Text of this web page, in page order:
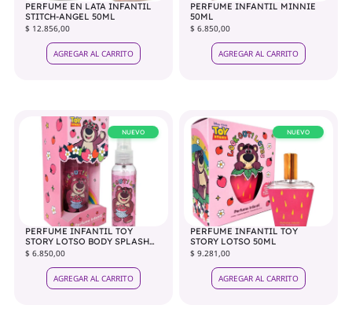
PERFUME EN LATA INFANTIL
STITCH-ANGEL 50ML
$ 12.856,00
AGREGAR AL CARRITO
PERFUME INFANTIL MINNIE
50ML
$ 6.850,00
AGREGAR AL CARRITO
NUEVO
PERFUME INFANTIL TOY
STORY LOTSO BODY SPLASH
65ML
$ 6.850,00
AGREGAR AL CARRITO
NUEVO
PERFUME INFANTIL TOY
STORY LOTSO 50ML
$ 9.281,00
AGREGAR AL CARRITO